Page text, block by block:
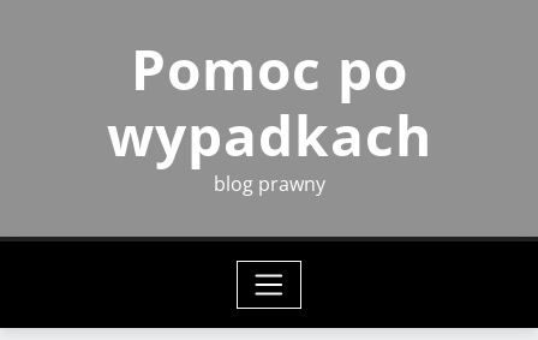
Pomoc po
wypadkach
blog prawny